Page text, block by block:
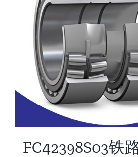
FC42398S03铁